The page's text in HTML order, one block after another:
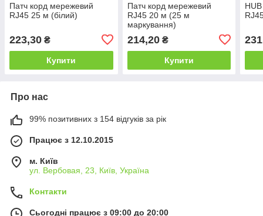
Патч корд мережевий
RJ45 25 м (білий)
223,30 ₴
Купити
Патч корд мережевий
RJ45 20 м (25 м
маркування)
214,20₴
Купити
231
Про нас
99% позитивних з 154 відгуків за рік
Працює з 12.10.2015
м. Київ
ул. Вербовая, 23, Київ, Україна
Контакти
Сьогодні працює з 09:00 до 20:00